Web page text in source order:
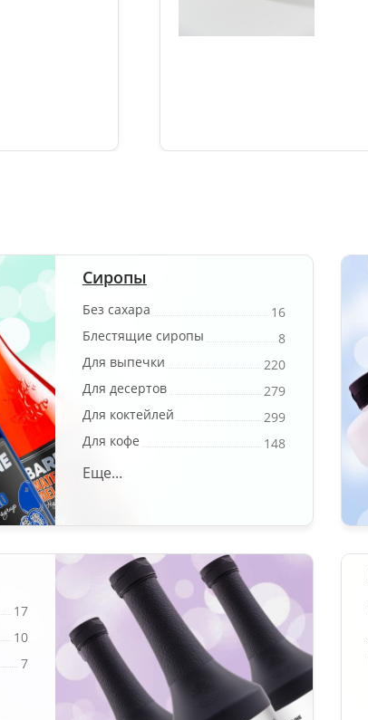
Сиропы
Без сахара
16
Блестящие сиропы
8
Для выпечки
220
Для десертов
279
Для коктейлей
299
Для кофе
148
Еще...
17
10
7